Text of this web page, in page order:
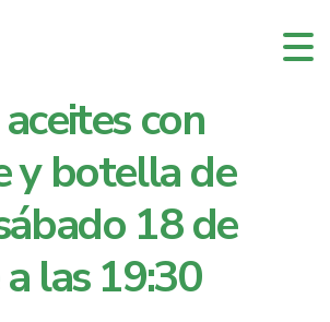
con
y botella de
18 de
las 19:30